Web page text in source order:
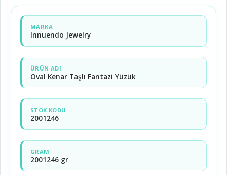
MARKA
Innuendo Jewelry
ÜRÜN ADI
Oval Kenar Taşlı Fantazi Yüzük
STOK KODU
2001246
GRAM
2001246 gr